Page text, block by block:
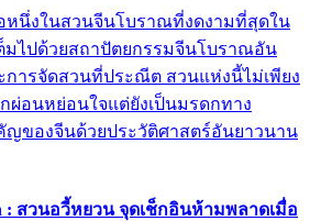
หนึ่งในสวนจีนโบราณที่งดงามที่สุดใน
ต็มไปด้วยสถาปัตยกรรมจีนโบราณอัน
การจัดสวนที่ประณีต สวนแห่งนี้ไม่เพียง
ผ่อนหย่อนใจแต่ยังเป็นมรดกทาง
ของจีนด้วยประวัติศาสตร์อันยาวนาน
: สวนอวี้หยวน จุดเช็กอินห้ามพลาดเมื่อ